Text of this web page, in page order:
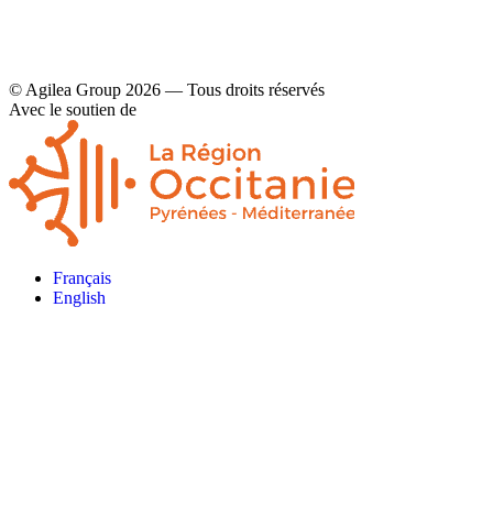
© Agilea Group 2026 — Tous droits réservés
Avec le soutien de
Français
English